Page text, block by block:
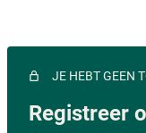
JE HEBT GEEN
Registreer